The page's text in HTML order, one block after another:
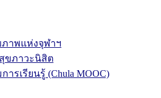
าพแห่งจุฬาฯ
ขภาวะนิสิต
รเรียนรู้ (Chula MOOC)